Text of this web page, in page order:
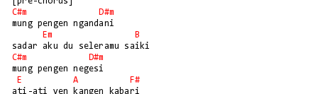
C#m
D#m
mung pengen ngandani
Em
B
C#m
D#m
mung pengen negesi
E
A
F#
ati-ati yen kangen kabari